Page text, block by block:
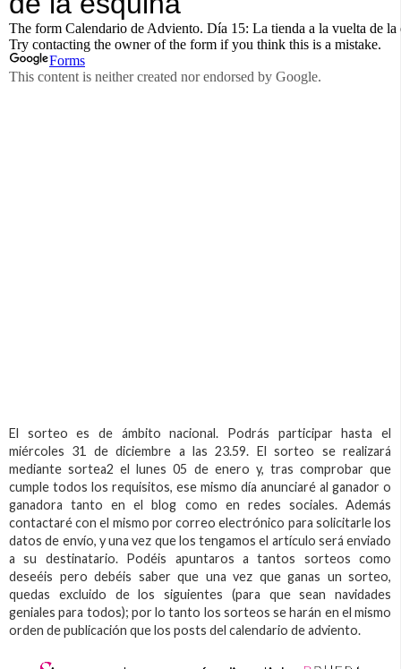
El sorteo es de ámbito nacional. Podrás participar hasta el
miércoles 31 de diciembre a las 23.59. El sorteo se realizará
mediante sortea2 el lunes 05 de enero y, tras comprobar que
cumple todos los requisitos, ese mismo día anunciaré al ganador o
ganadora tanto en el blog como en redes sociales. Además
contactaré con el mismo por correo electrónico para solicitarle los
datos de envío, y una vez que los tengamos el artículo será enviado
a su destinatario. Podéis apuntaros a tantos sorteos como
deseéis pero debéis saber que una vez que ganas un sorteo,
quedas excluido de los siguientes (para que sean navidades
geniales para todos); por lo tanto los sorteos se harán en el mismo
orden de publicación que los posts del calendario de adviento.